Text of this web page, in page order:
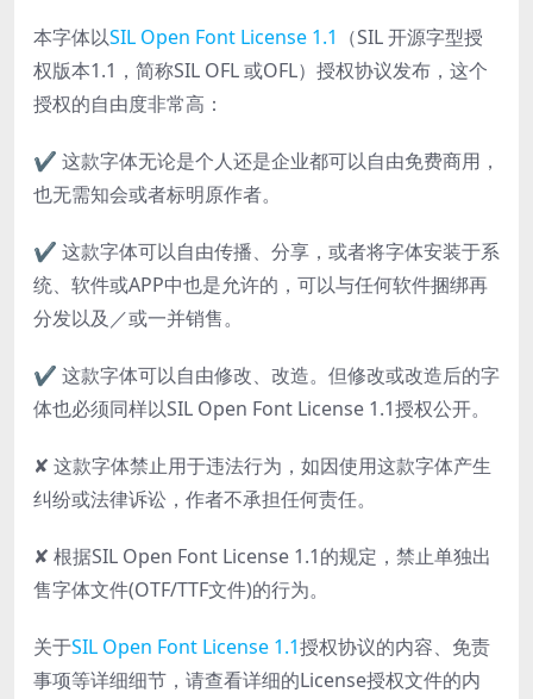
本字体以SIL Open Font License 1.1 （SIL 开源字型授
权版本1.1，简称SIL OFL 或OFL）授权协议发布，这个
授权的自由度非常高：
✔ 这款字体无论是个人还是企业都可以自由免费商用，
也无需知会或者标明原作者。
✔ 这款字体可以自由传播、分享，或者将字体安装于系
统、软件或APP中也是允许的，可以与任何软件捆绑再
分发以及／或一并销售。
✔ 这款字体可以自由修改、改造。但修改或改造后的字
体也必须同样以SIL Open Font License 1.1授权公开。
✘ 这款字体禁止用于违法行为，如因使用这款字体产生
纠纷或法律诉讼，作者不承担任何责任。
✘ 根据SIL Open Font License 1.1的规定，禁止单独出
售字体文件(OTF/TTF文件)的行为。
关于SIL Open Font License 1.1授权协议的内容、免责
事项等详细细节，请查看详细的License授权文件的内